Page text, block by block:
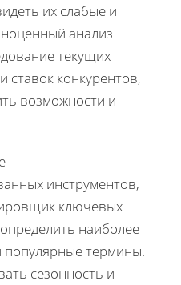
их слабые и
анализ
текущих
ставок конкурентов,
возможности и
инструментов,
ключевых
наиболее
популярные термины.
сезонность и